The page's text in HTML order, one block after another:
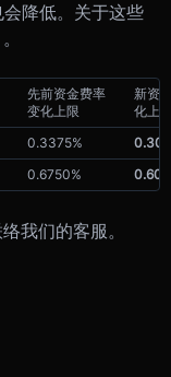
降低。关于这些
。
先前资金费率
变化上限
新资
化上
0.3375%
0.6750%
我们的客服。